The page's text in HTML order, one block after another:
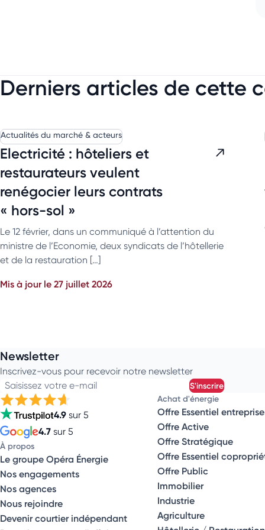
Derniers articles de cette
Actualités du marché & acteurs
Electricité : hôteliers et
restaurateurs veulent
renégocier leurs contrats
« hors-sol »
Le 12 février, dans un communiqué à l’attention du
ministre de l’Economie, deux syndicats de l’hôtellerie
et de la restauration […]
Mis à jour le 27 juillet 2026
Newsletter
Inscrivez-vous pour recevoir notre newsletter
Saisissez votre e-mail
s'inscrire
4.9 sur 5
4.7 sur 5
À propos
Le groupe Opéra Énergie
Nos engagements
Nos agences
Nous rejoindre
Devenir courtier indépendant
Achat d'énergie
Offre Essentiel
Offre Active
Offre Stratégique
Offre Essentiel
Offre Public
Immobilier
Industrie
Agriculture